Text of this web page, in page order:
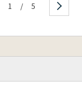
1 / 5